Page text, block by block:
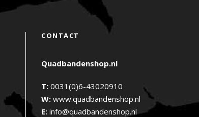
CONTACT
Quadbandenshop.nl
T: 0031(0)6-43020910
W: www.quadbandenshop.nl
E: info@quadbandenshop.nl